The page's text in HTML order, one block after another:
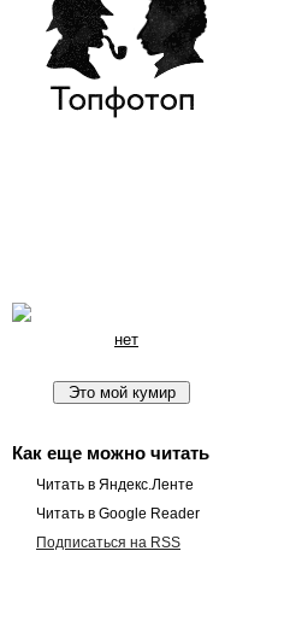
нет
Как еще можно читать
Читать в Яндекс.Ленте
Читать в Google Reader
Подписаться на RSS